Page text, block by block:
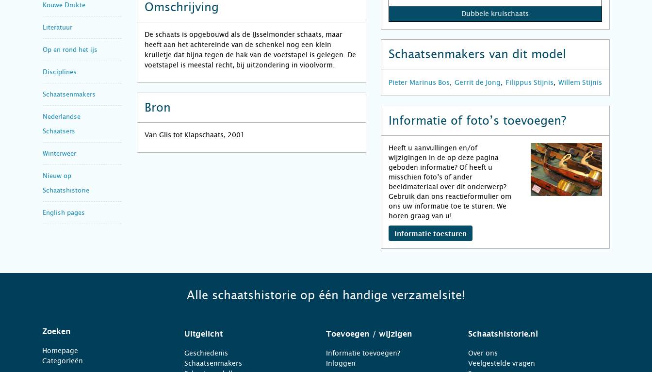
Kouwe Drukte
Literatuur
Op en rond het ijs
Disciplines
Schaatsenmakers
Nederlandse
Schaatsers
Winterweer
Nieuw op
Schaatshistorie
English pages
Omschrijving
De schaats is opgebouwd als de IJsselmonder schaats, maar
heeft aan het achtereinde van de schenkel nog een klein
krulletje dat bijna tegen de hak van de voetstapel is gelegen. De
voetstapel is meestal recht, bij uitzondering in vioolvorm.
Bron
Van Glis tot Klapschaats, 2001
Dubbele krulschaats
Schaatsenmakers van dit model
Pieter Marinus Bos Gerrit de Jong Filippus Stijnis Willem Stijnis
Informatie of foto’s toevoegen?
Heeft u aanvullingen en/of
wijzigingen in de op deze pagina
geboden informatie? Of heeft u
misschien foto’s of ander
beeldmateriaal over dit onderwerp?
Gebruik dan ons reactieformulier om
ons uw informatie toe te sturen. We
horen graag van u!
Informatie toesturen
Alle schaatshistorie op één handige verzamelsite!
Zoeken
Homepage
Categorieën
Uitgelicht
Geschiedenis
Schaatsenmakers
Toevoegen / wijzigen
Informatie toevoegen?
Inloggen
Schaatshistorie.nl
Over ons
Veelgestelde vragen